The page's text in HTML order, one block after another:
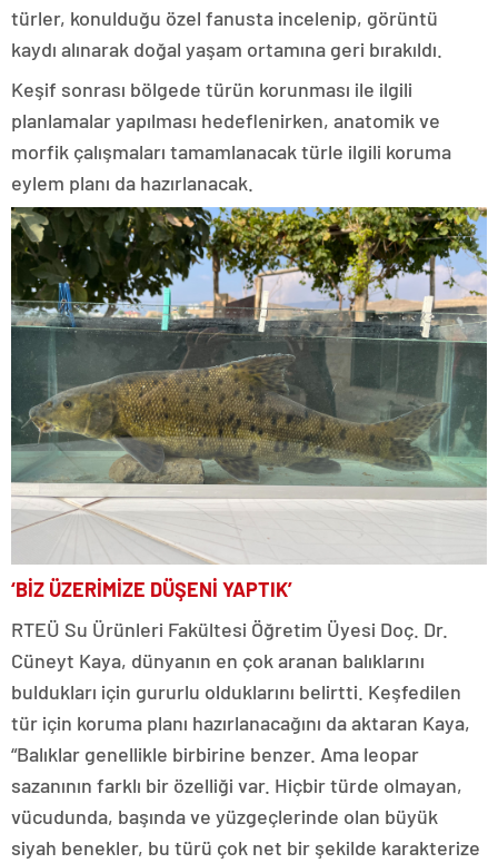
türler, konulduğu özel fanusta incelenip, görüntü
kaydı alınarak doğal yaşam ortamına geri bırakıldı.
Keşif sonrası bölgede türün korunması ile ilgili
planlamalar yapılması hedeflenirken, anatomik ve
morfik çalışmaları tamamlanacak türle ilgili koruma
eylem planı da hazırlanacak.
‘BİZ ÜZERİMİZE DÜŞENİ YAPTIK’
RTEÜ Su Ürünleri Fakültesi Öğretim Üyesi Doç. Dr.
Cüneyt Kaya, dünyanın en çok aranan balıklarını
buldukları için gururlu olduklarını belirtti. Keşfedilen
tür için koruma planı hazırlanacağını da aktaran Kaya,
“Balıklar genellikle birbirine benzer. Ama leopar
sazanının farklı bir özelliği var. Hiçbir türde olmayan,
vücudunda, başında ve yüzgeçlerinde olan büyük
siyah benekler, bu türü çok net bir şekilde karakterize